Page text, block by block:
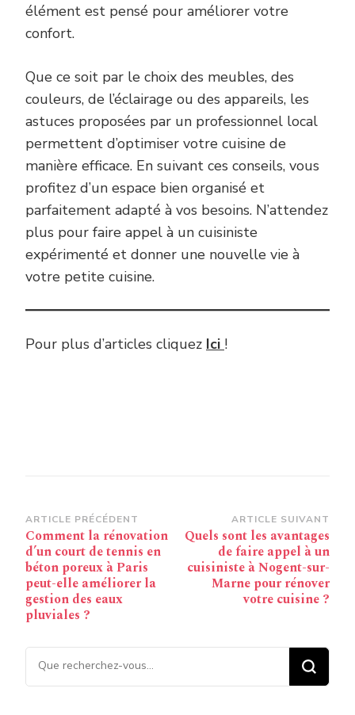
élément est pensé pour améliorer votre
confort.
Que ce soit par le choix des meubles, des
couleurs, de l’éclairage ou des appareils, les
astuces proposées par un professionnel local
permettent d’optimiser votre cuisine de
manière efficace. En suivant ces conseils, vous
profitez d’un espace bien organisé et
parfaitement adapté à vos besoins. N’attendez
plus pour faire appel à un cuisiniste
expérimenté et donner une nouvelle vie à
votre petite cuisine.
Pour plus d’articles cliquez Ici !
Navigation
d’article
ARTICLE PRÉCÉDENT
Comment la rénovation
d’un court de tennis en
béton poreux à Paris
peut-elle améliorer la
gestion des eaux
pluviales ?
ARTICLE SUIVANT
Quels sont les avantages
de faire appel à un
cuisiniste à Nogent-sur-
Marne pour rénover
votre cuisine ?
Vous recherchiez quelque
chose ?